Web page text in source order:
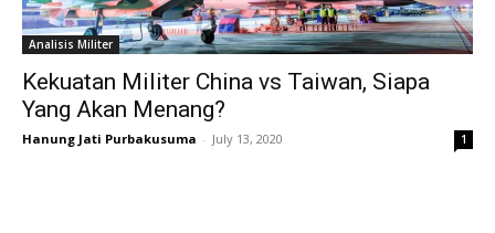
Analisis Militer
Kekuatan Militer China vs Taiwan, Siapa
Yang Akan Menang?
Hanung Jati Purbakusuma - July 13, 2020 1